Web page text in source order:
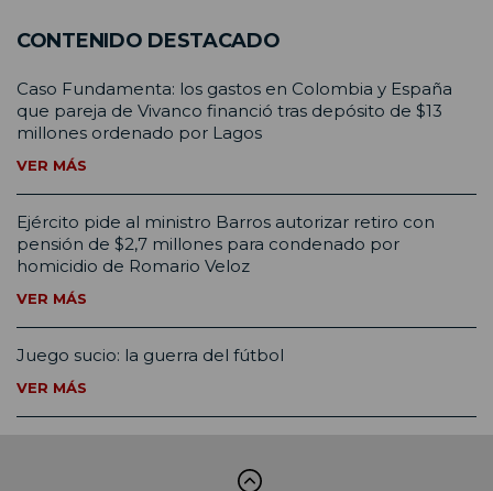
CONTENIDO DESTACADO
Caso Fundamenta: los gastos en Colombia y España
que pareja de Vivanco financió tras depósito de $13
millones ordenado por Lagos
VER MÁS
Ejército pide al ministro Barros autorizar retiro con
pensión de $2,7 millones para condenado por
homicidio de Romario Veloz
VER MÁS
Juego sucio: la guerra del fútbol
VER MÁS